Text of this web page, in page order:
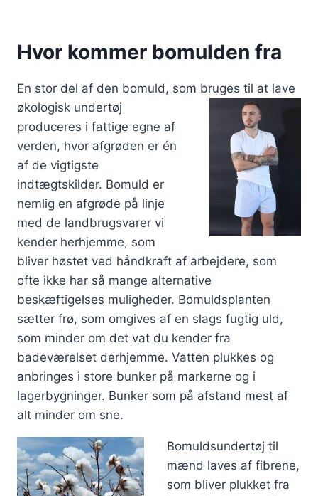
Hvor kommer bomulden fra
En stor del af den bomuld, som bruges til at lave
økologisk undertøj
produceres i fattige egne af
verden, hvor afgrøden er én
af de vigtigste
indtægtskilder. Bomuld er
nemlig en afgrøde på linje
med de landbrugsvarer vi
kender herhjemme, som
bliver høstet ved håndkraft af arbejdere, som
ofte ikke har så mange alternative
beskæftigelses muligheder. Bomuldsplanten
sætter frø, som omgives af en slags fugtig uld,
som minder om det vat du kender fra
badeværelset derhjemme. Vatten plukkes og
anbringes i store bunker på markerne og i
lagerbygninger. Bunker som på afstand mest af
alt minder om sne.
Bomuldsundertøj til
mænd laves af fibrene,
som bliver plukket fra